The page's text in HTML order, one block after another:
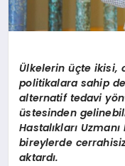
Ülkelerin üçte ikisi,
politikalara sahip
alternatif tedavi yö
üstesinden
Hastalıkları
bireylerde
aktardı.